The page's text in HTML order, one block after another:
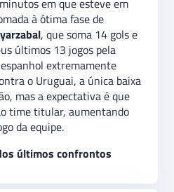
em que esteve em
à ótima fase de
, que soma 14 gols e
últimos 13 jogos pela
extremamente
o Uruguai, a única baixa
mas a expectativa é que
time titular, aumentando
da equipe.
últimos confrontos